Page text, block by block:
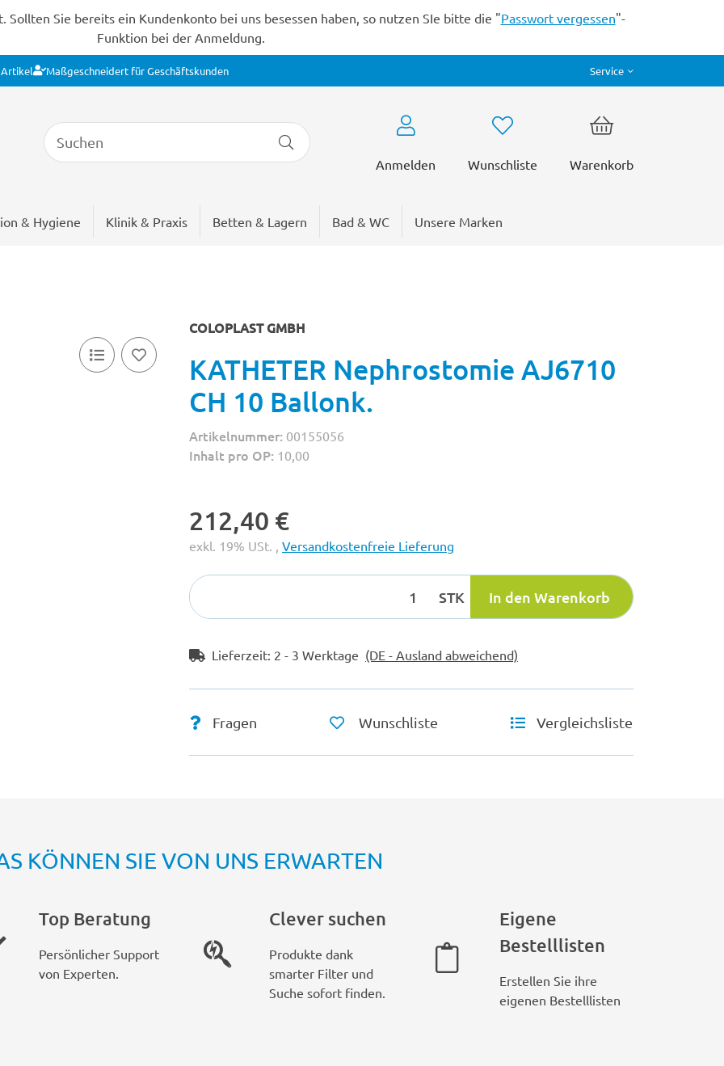
Sie bereits ein Kundenkonto bei uns besessen haben, so nutzen SIe bitte die "Passwort vergessen"-
Funktion bei der Anmeldung.
Artikel Maßgeschneidert für Geschäftskunden Service
Anmelden Wunschliste Warenkorb
& Hygiene Klinik & Praxis Betten & Lagern Bad & WC Unsere Marken
COLOPLAST GMBH
KATHETER Nephrostomie AJ6710
CH 10 Ballonk.
Artikelnummer: 00155056
Inhalt pro OP: 10,00
212,40 €
exkl. 19% USt. , Versandkostenfreie Lieferung
STK In den Warenkorb
Lieferzeit: 2 - 3 Werktage (DE - Ausland abweichend)
Fragen Wunschliste Vergleichsliste
KÖNNEN SIE VON UNS ERWARTEN
Top Beratung
Persönlicher Support
von Experten.
Clever suchen
Produkte dank
smarter Filter und
Suche sofort finden.
Eigene
Bestelllisten
Erstellen Sie ihre
eigenen Bestelllisten